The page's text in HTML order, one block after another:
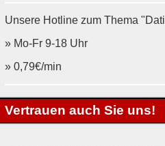
Unsere Hotline zum Thema
» Mo-Fr 9-18 Uhr
» 0,79€/min
Vertrauen auch Sie uns!